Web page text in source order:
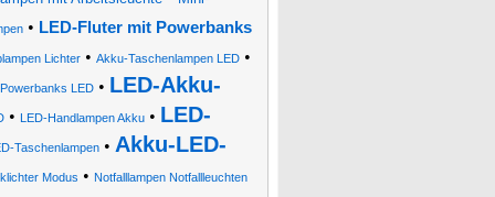
• LED-Fluter mit Powerbanks
Lichter• Akku-Taschenlampen LED•
Powerbanks LED• LED-Akku-
• LED-Handlampen Akku• LED-
Taschenlampen • Akku-LED-
Modus • Notfalllampen Notfallleuchten